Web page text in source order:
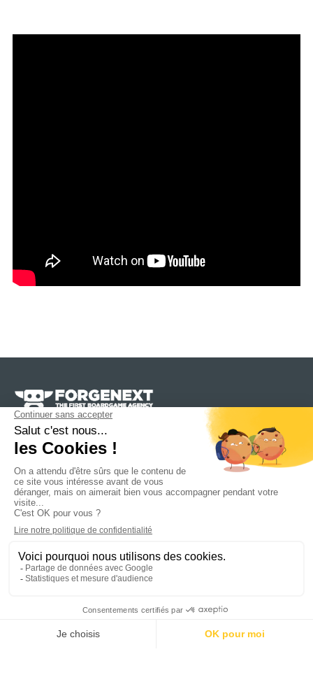
Ce site utilise des cookies pour les statistiques et pour
améliorer votre expérience. En cliquant sur Accepter, vous
notrepolitique de confidentialité
Accepter
6 allée du petit bois
FRANCE
contact@forgenext.com
Copyright 2020 Forgenext
Première agencedans le secteur du
cherchent à être édités et auxéditeursqui cherchent
leurs
prochains succès